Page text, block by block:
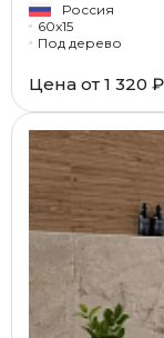
Россия
60x15
Под дерево
Цена от 1 320 ₽